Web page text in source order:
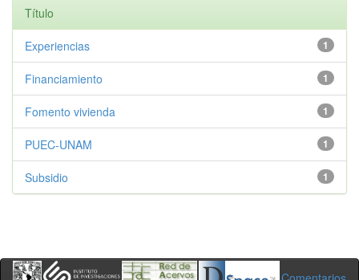
Título
1
Experiencias
1
Financiamiento
1
Fomento vivienda
1
PUEC-UNAM
1
Subsidio